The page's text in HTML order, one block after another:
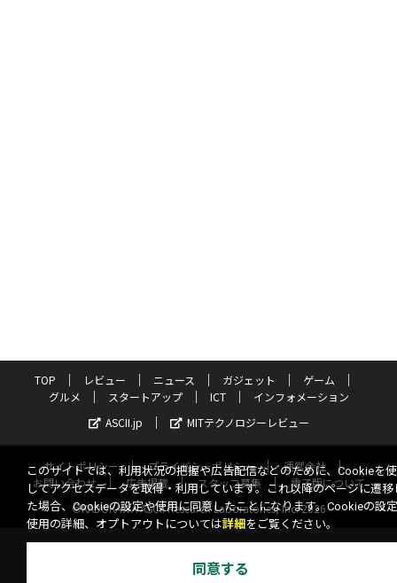
TOP レビュー ニュース ガジェット
ゲーム
グルメ
スタートアップ ICT
インフォメーション
ASCII.jp
MITテクノロジーレビュー
サイトポリシー プライバシーポリシー
運営会社
お問い合わせ
広告掲載 スタッフ募集
電子版について
©KADOKAWA ASCII Research Laboratories, Inc. 2026
このサイトでは、利用状況の把握や広告配信などのために、Cookieを
してアクセスデータを取得・利用しています。これ以降のページに遷移
た場合、Cookieの設定や使用に同意したことになります。Cookieの設
使用の詳細、オプトアウトについては詳細 をご覧ください。
同意する